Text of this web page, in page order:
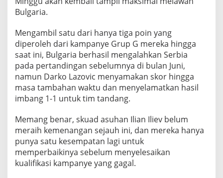
Bulgaria.
Mengambil satu dari hanya tiga poin yang
diperoleh dari kampanye Grup G mereka hingga
saat ini, Bulgaria berhasil mengalahkan Serbia
pada pertandingan sebelumnya di bulan Juni,
namun Darko Lazovic menyamakan skor hingga
masa tambahan waktu dan menyelamatkan hasil
imbang 1-1 untuk tim tandang.
Memang benar, skuad asuhan Ilian Iliev belum
meraih kemenangan sejauh ini, dan mereka hanya
punya satu kesempatan lagi untuk
memperbaikinya sebelum menyelesaikan
kualifikasi kampanye yang gagal.